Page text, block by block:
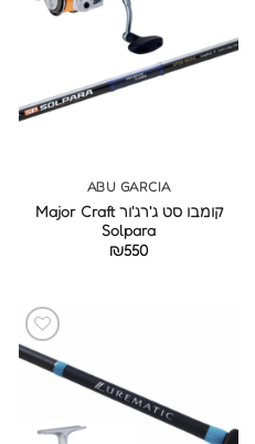
ABU GARCIA
קומבו סט ג'רג'ור Major Craft
Solpara
₪550